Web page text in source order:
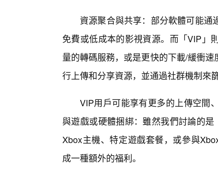
資源聚合與共享：部分軟體可能
免費或低成本的影視資源。而「VIP」
量的轉碼服務，或是更快的下載/緩衝
行上傳和分享資源，並通過社群機制來
VIP用戶可能享有更多的上傳空間
與遊戲或硬體捆綁：雖然我們討論的
Xbox主機、特定遊戲套餐，或參與
成一種額外的福利。